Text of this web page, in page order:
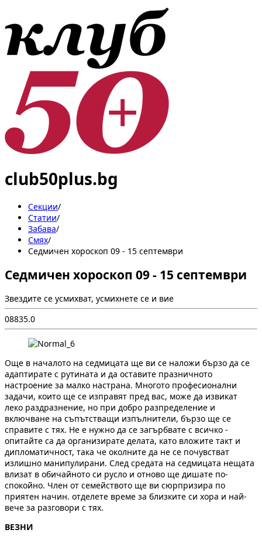
club50plus.bg
Секции/
Статии/
Забава/
Смях/
Седмичен хороскоп 09 - 15 септември
Седмичен хороскоп 09 - 15 септември
Звездите се усмихват, усмихнете се и вие
08835.0
Още в началото на седмицата ще ви се наложи бързо да се
адаптирате с рутината и да оставите празничното
настроение за малко настрана. Многото професионални
задачи, които ще се изправят пред вас, може да извикат
леко раздразнение, но при добро разпределение и
включване на съпътстващи изпълнители, бързо ще се
справите с тях. Не е нужно да се загърбвате с всичко -
опитайте са да организирате делата, като вложите такт и
дипломатичност, така че околните да не се почувстват
излишно манипулирани. След средата на седмицата нещата
влизат в обичайното си русло и отново ще дишате по-
спокойно. Член от семейството ще ви сюрпризира по
приятен начин. отделете време за близките си хора и най-
вече за разговори с тях.
ВЕЗНИ